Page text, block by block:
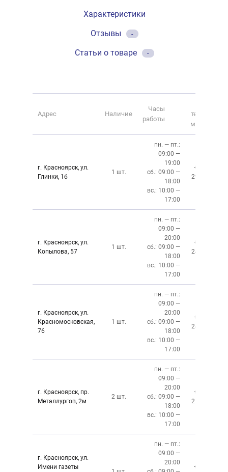
Характеристики
Отзывы
-
Статьи о товаре -
Адрес Наличие
Часы
работы
телефона
магазина
г. Красноярск, ул.
Глинки, 1б
1 шт.
пн. — пт.:
09:00 —
19:00
сб.: 09:00 —
18:00
вс.: 10:00 —
17:00
+7 (391)
294-02-02
г. Красноярск, ул.
Копылова, 57
1 шт.
пн. — пт.:
09:00 —
20:00
сб.: 09:00 —
18:00
вс.: 10:00 —
17:00
+7 (391)
243-76-13
г. Красноярск, ул.
Красномосковская,
76
1 шт.
пн. — пт.:
09:00 —
20:00
сб.: 09:00 —
18:00
вс.: 10:00 —
17:00
+7 (391)
243-83-01
г. Красноярск, пр.
Металлургов, 2м
2 шт.
пн. — пт.:
09:00 —
20:00
сб.: 09:00 —
18:00
вс.: 10:00 —
17:00
+7 (391)
212-87-27
г. Красноярск, ул.
Имени газеты
пн. — пт.:
09:00 —
20:00
+7 (391)